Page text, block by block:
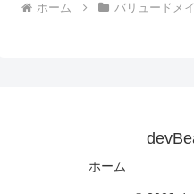
ホーム バリュードメ
ホーム